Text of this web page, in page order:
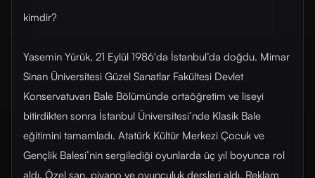
kimdir?
Yasemin Yürük, 21 Eylül 1986'da İstanbul’da doğdu. Mimar
Sinan Üniversitesi Güzel Sanatlar Fakültesi Devlet
Konservatuvarı Bale Bölümünde ortaöğretim ve liseyi
bitirdikten sonra İstanbul Üniversitesi’nde Klasik Bale
eğitimini tamamladı. Atatürk Kültür Merkezi Çocuk ve
Gençlik Balesi’nin sergilediği oyunlarda üç yıl boyunca rol
aldı. Özel şan, piyano ve oyunculuk dersleri aldı. Reklam